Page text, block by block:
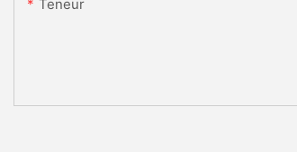
Teneur